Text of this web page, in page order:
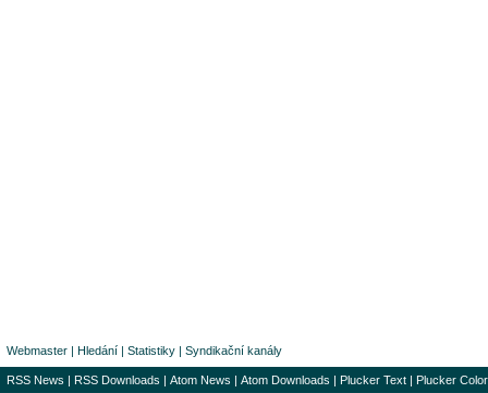
Webmaster | Hledání | Statistiky | Syndikační kanály
RSS News | RSS Downloads | Atom News | Atom Downloads | Plucker Text | Plucker Color